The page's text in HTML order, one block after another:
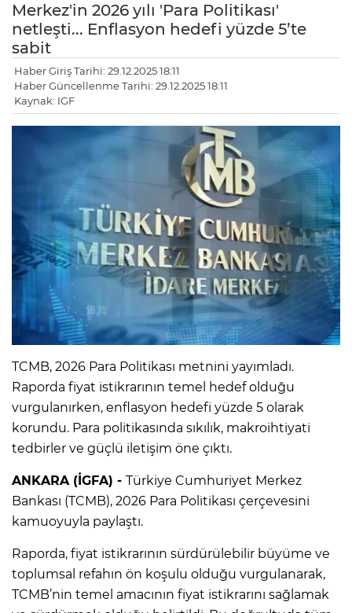
Merkez'in 2026 yılı 'Para Politikası'
netleşti... Enflasyon hedefi yüzde 5’te
sabit
Haber Giriş Tarihi: 29.12.2025 18:11
Haber Güncellenme Tarihi: 29.12.2025 18:11
Kaynak: IGF
TCMB, 2026 Para Politikası metnini yayımladı.
Raporda fiyat istikrarının temel hedef olduğu
vurgulanırken, enflasyon hedefi yüzde 5 olarak
korundu. Para politikasında sıkılık, makroihtiyati
tedbirler ve güçlü iletişim öne çıktı.
ANKARA (İGFA) - Türkiye Cumhuriyet Merkez
Bankası (TCMB), 2026 Para Politikası çerçevesini
kamuoyuyla paylaştı.
Raporda, fiyat istikrarının sürdürülebilir büyüme ve
toplumsal refahın ön koşulu olduğu vurgulanarak,
TCMB’nin temel amacının fiyat istikrarını sağlamak